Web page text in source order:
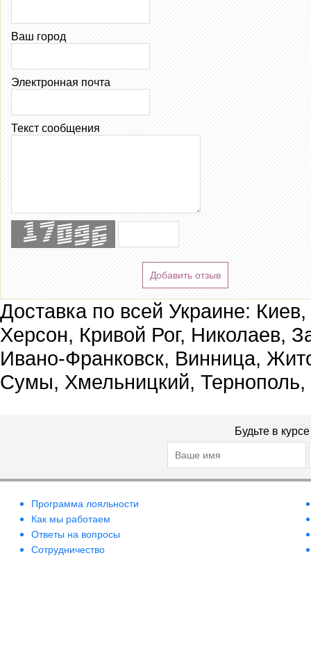
Ваш город
Электронная почта
Текст сообщения
Добавить отзыв
Доставка по всей Украине:
Херсон, Кривой Рог, Николаев,
Ивано-Франковск, Винница,
Сумы, Хмельницкий, Тернополь,
Будьте в
Программа лояльности
Как мы работаем
Ответы на вопросы
Сотрудничество